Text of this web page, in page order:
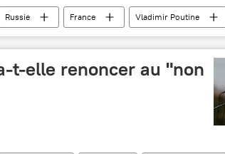
Russie France
Vladimir Poutine
Résiliation du contrat Mistral
t-elle renoncer au "non